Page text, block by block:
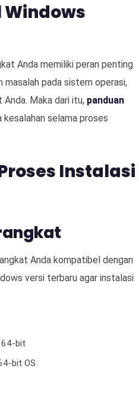
Anda memiliki peran penting
masalah pada sistem operasi,
Maka dari itu, panduan
selama proses
Instalasi
Anda kompatibel dengan
versi terbaru agar instalasi
64-bit
bit OS